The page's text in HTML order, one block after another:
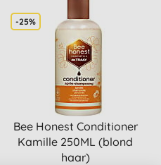
-25%
Bee Honest Conditioner
Kamille 250ML (blond
haar)